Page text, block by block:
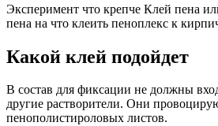
Эксперимент что крепче Клей пена
пена на что клеить пеноплекс к
Какой клей подойдет
В состав для фиксации не должны
другие растворители. Они
пенополистироловых листов.